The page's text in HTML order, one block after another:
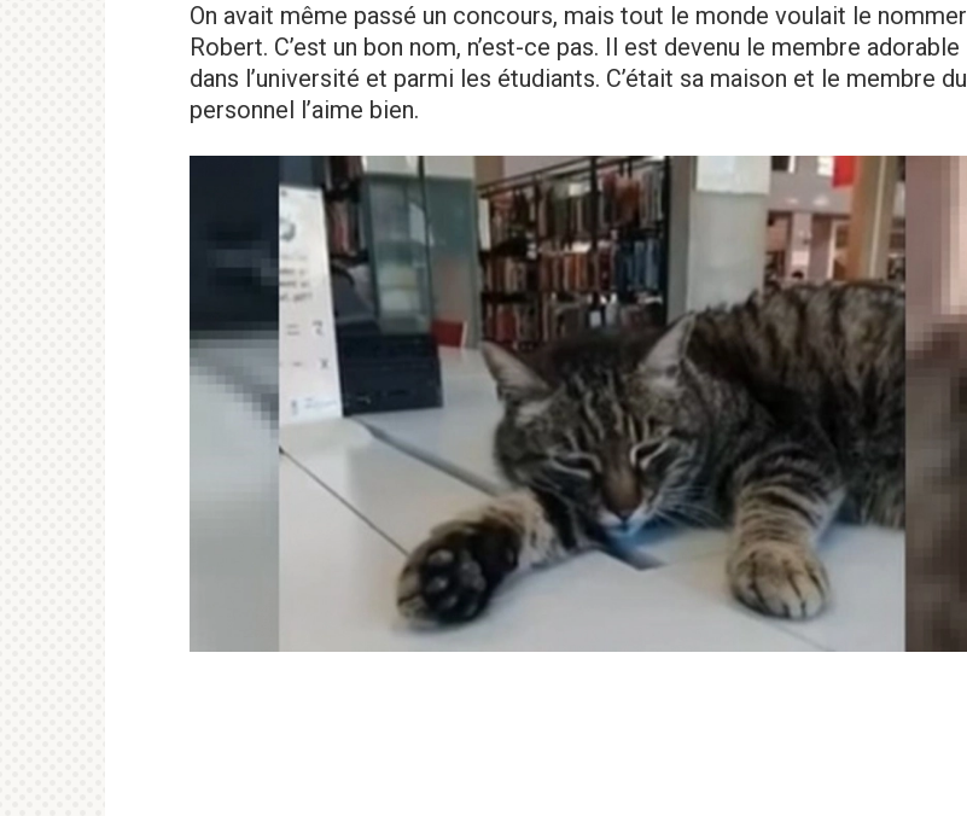
On avait même passé un concours, mais tout le monde voulait le nommer
Robert. C’est un bon nom, n’est-ce pas. Il est devenu le membre adorable
dans l’université et parmi les étudiants. C’était sa maison et le membre du
personnel l’aime bien.